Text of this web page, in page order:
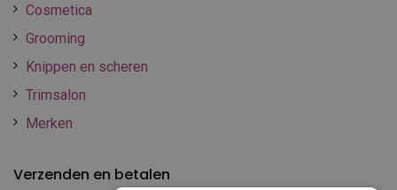
Cosmetica
Grooming
Knippen en scheren
Trimsalon
Merken
Verzenden en betalen